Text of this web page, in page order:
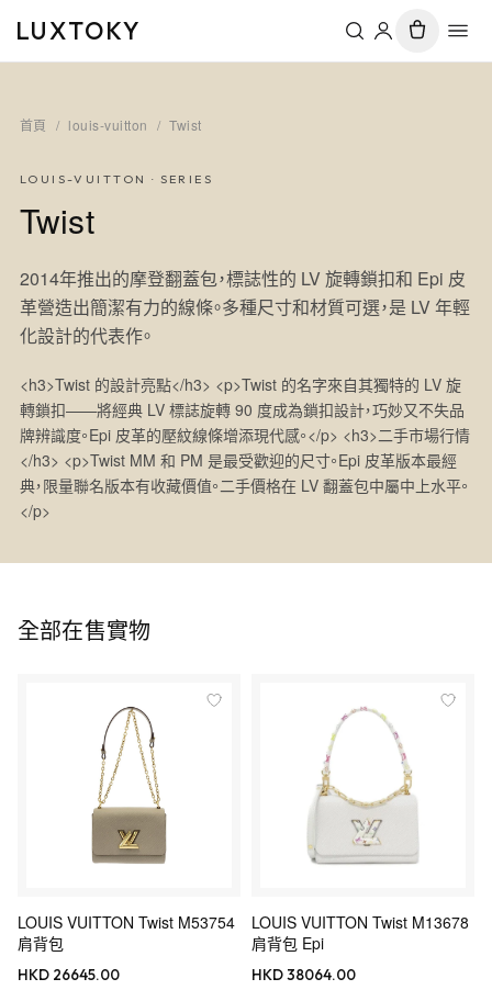
LUXTOKY
首頁 / louis-vuitton / Twist
LOUIS-VUITTON · SERIES
Twist
2014年推出的摩登翻蓋包，標誌性的 LV 旋轉鎖扣和 Epi 皮
革營造出簡潔有力的線條。多種尺寸和材質可選，是 LV 年輕
化設計的代表作。
<h3>Twist 的設計亮點</h3> <p>Twist 的名字來自其獨特的 LV 旋
轉鎖扣——將經典 LV 標誌旋轉 90 度成為鎖扣設計，巧妙又不失品
牌辨識度。Epi 皮革的壓紋線條增添現代感。</p> <h3>二手市場行情
</h3> <p>Twist MM 和 PM 是最受歡迎的尺寸。Epi 皮革版本最經
典，限量聯名版本有收藏價值。二手價格在 LV 翻蓋包中屬中上水平。
</p>
全部在售實物
LOUIS VUITTON Twist M53754
肩背包
HKD 26645.00
LOUIS VUITTON Twist M13678
肩背包 Epi
HKD 38064.00